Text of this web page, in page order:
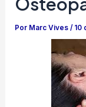
Por Marc Vives/ 10